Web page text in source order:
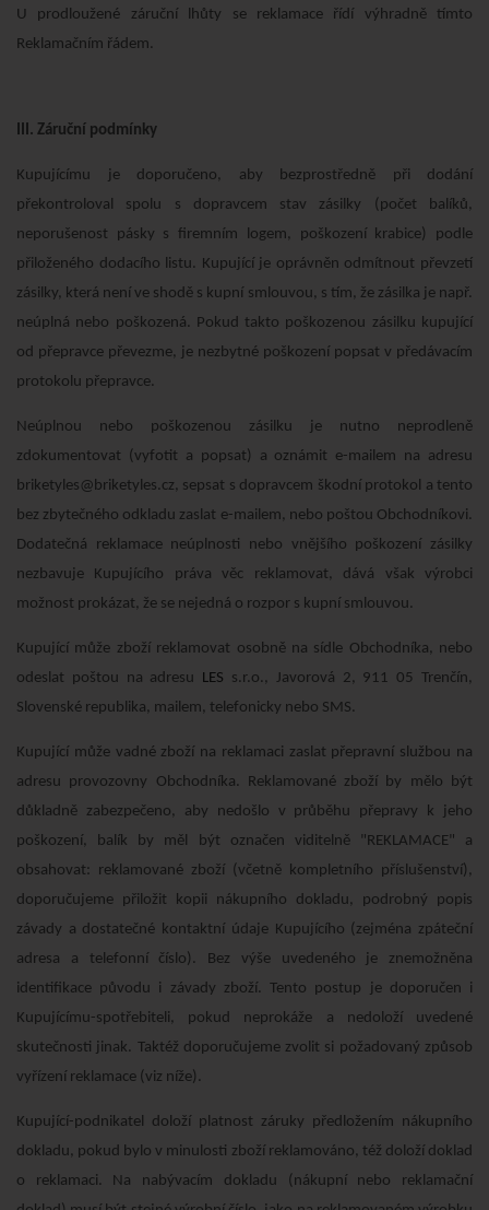
U prodloužené záruční lhůty se reklamace řídí výhradně tímto
Reklamačním řádem.
III. Záruční podmínky
Kupujícímu je doporučeno, aby bezprostředně při dodání
překontroloval spolu s dopravcem stav zásilky (počet balíků,
neporušenost pásky s firemním logem, poškození krabice) podle
přiloženého dodacího listu. Kupující je oprávněn odmítnout převzetí
zásilky, která není ve shodě s kupní smlouvou, s tím, že zásilka je např.
neúplná nebo poškozená. Pokud takto poškozenou zásilku kupující
od přepravce převezme, je nezbytné poškození popsat v předávacím
protokolu přepravce.
Neúplnou nebo poškozenou zásilku je nutno neprodleně
zdokumentovat (vyfotit a popsat) a oznámit e-mailem na adresu
briketyles@briketyles.cz, sepsat s dopravcem škodní protokol a tento
bez zbytečného odkladu zaslat e-mailem, nebo poštou Obchodníkovi.
Dodatečná reklamace neúplnosti nebo vnějšího poškození zásilky
nezbavuje Kupujícího práva věc reklamovat, dává však výrobci
možnost prokázat, že se nejedná o rozpor s kupní smlouvou.
Kupující může zboží reklamovat osobně na sídle Obchodníka, nebo
odeslat poštou na adresu LES s.r.o., Javorová 2, 911 05 Trenčín,
Slovenské republika, mailem, telefonicky nebo SMS.
Kupující může vadné zboží na reklamaci zaslat přepravní službou na
adresu provozovny Obchodníka. Reklamované zboží by mělo být
důkladně zabezpečeno, aby nedošlo v průběhu přepravy k jeho
poškození, balík by měl být označen viditelně "REKLAMACE" a
obsahovat: reklamované zboží (včetně kompletního příslušenství),
doporučujeme přiložit kopii nákupního dokladu, podrobný popis
závady a dostatečné kontaktní údaje Kupujícího (zejména zpáteční
adresa a telefonní číslo). Bez výše uvedeného je znemožněna
identifikace původu i závady zboží. Tento postup je doporučen i
Kupujícímu-spotřebiteli, pokud neprokáže a nedoloží uvedené
skutečnosti jinak. Taktéž doporučujeme zvolit si požadovaný způsob
vyřízení reklamace (viz níže).
Kupující-podnikatel doloží platnost záruky předložením nákupního
dokladu, pokud bylo v minulosti zboží reklamováno, též doloží doklad
o reklamaci. Na nabývacím dokladu (nákupní nebo reklamační